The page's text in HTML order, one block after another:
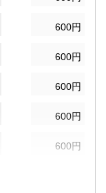
600円
600円
600円
600円
600円